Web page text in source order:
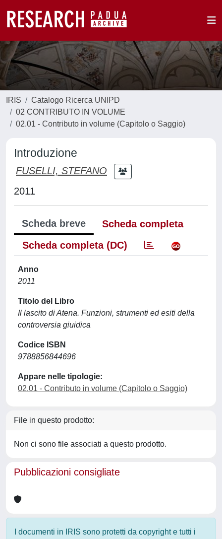
IRIS
Catalogo Ricerca UNIPD
02 CONTRIBUTO IN VOLUME
02.01 - Contributo in volume (Capitolo o Saggio)
Introduzione
FUSELLI, STEFANO
2011
Scheda breve
Scheda completa
Scheda completa (DC)
Anno
2011
Titolo del Libro
Il lascito di Atena. Funzioni, strumenti ed esiti della
controversia giuidica
Codice ISBN
9788856844696
Appare nelle tipologie:
02.01 - Contributo in volume (Capitolo o Saggio)
File in questo prodotto:
Non ci sono file associati a questo prodotto.
Pubblicazioni consigliate
I documenti in IRIS sono protetti da copyright e tutti i